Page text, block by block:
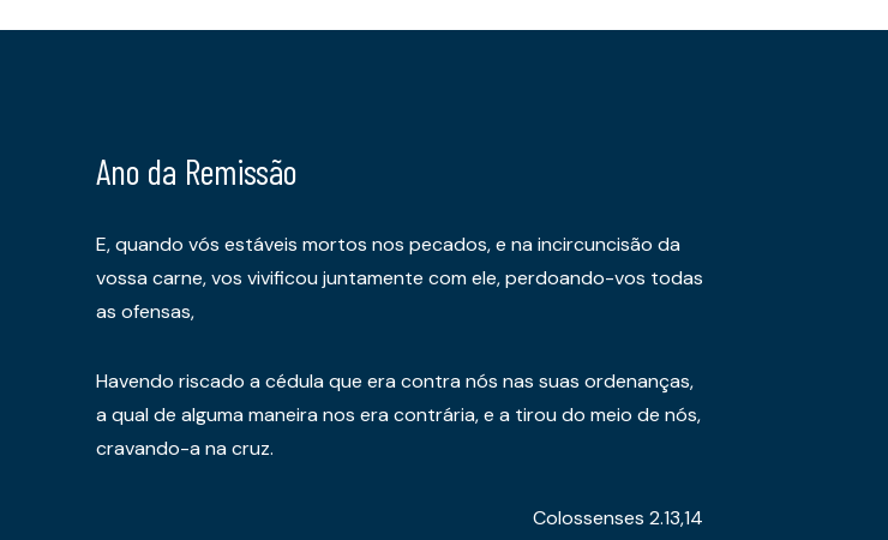
Ano da Remissão
E, quando vós estáveis mortos nos pecados, e na incircuncisão da
vossa carne, vos vivificou juntamente com ele, perdoando-vos todas
as ofensas,
Havendo riscado a cédula que era contra nós nas suas ordenanças,
a qual de alguma maneira nos era contrária, e a tirou do meio de nós,
cravando-a na cruz.
Colossenses 2.13,14